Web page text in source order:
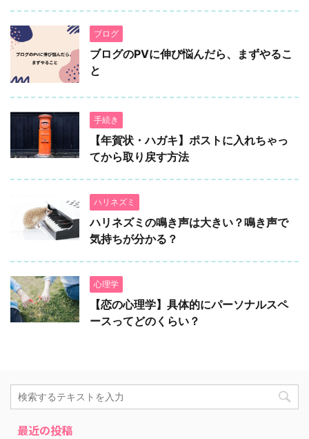
ブログ
ブログのPVに伸び悩んだら、まずやるこ
と
手続き
【年賀状・ハガキ】ポストに入れちゃっ
てから取り戻す方法
ハリネズミ
ハリネズミの鳴き声は大きい？鳴き声で
気持ちが分かる？
心理学
【恋の心理学】具体的にパーソナルスペ
ースってどのくらい？
最近の投稿